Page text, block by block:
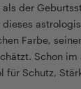
der
Farbe,
Schon
für Schutz,